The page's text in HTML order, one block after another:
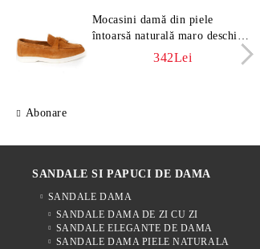
Mocasini damă din piele
întoarsă naturală maro deschis –
342Lei
Abonare
SANDALE SI PAPUCI DE DAMA
SANDALE DAMA
SANDALE DAMA DE ZI CU ZI
SANDALE ELEGANTE DE DAMA
SANDALE DAMA PIELE NATURALA